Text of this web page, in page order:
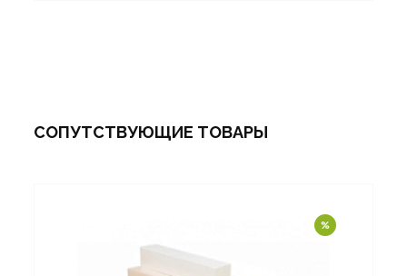
СОПУТСТВУЮЩИЕ ТОВАРЫ